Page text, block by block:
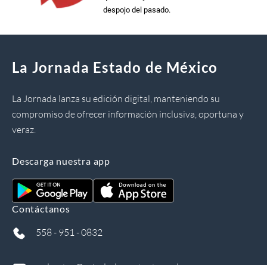
despojo del pasado.
La Jornada Estado de México
La Jornada lanza su edición digital, manteniendo su
compromiso de ofrecer información inclusiva, oportuna y
veraz.
Descarga nuestra app
Contáctanos
558 - 951 - 0832